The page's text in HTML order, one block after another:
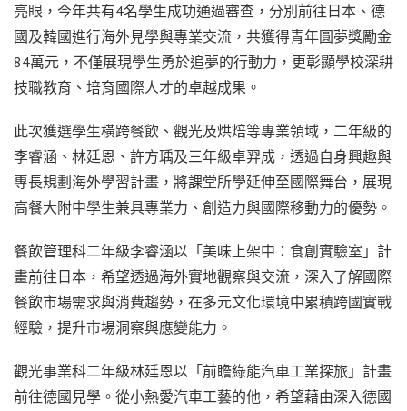
亮眼，今年共有4名學生成功通過審查，分別前往日本、德
國及韓國進行海外見學與專業交流，共獲得青年圓夢獎勵金
84萬元，不僅展現學生勇於追夢的行動力，更彰顯學校深耕
技職教育、培育國際人才的卓越成果。
此次獲選學生橫跨餐飲、觀光及烘焙等專業領域，二年級的
李睿涵、林廷恩、許方瑀及三年級卓羿成，透過自身興趣與
專長規劃海外學習計畫，將課堂所學延伸至國際舞台，展現
高餐大附中學生兼具專業力、創造力與國際移動力的優勢。
餐飲管理科二年級李睿涵以「美味上架中：食創實驗室」計
畫前往日本，希望透過海外實地觀察與交流，深入了解國際
餐飲市場需求與消費趨勢，在多元文化環境中累積跨國實戰
經驗，提升市場洞察與應變能力。
觀光事業科二年級林廷恩以「前瞻綠能汽車工業探旅」計畫
前往德國見學。從小熱愛汽車工藝的他，希望藉由深入德國